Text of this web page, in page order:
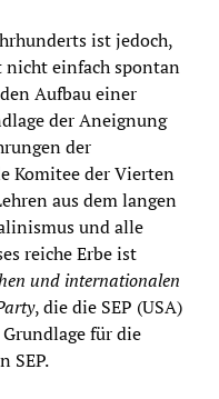
ist jedoch,
nicht einfach spontan
Aufbau einer
der Aneignung
der
Komitee der Vierten
aus dem langen
und alle
reiche Erbe ist
und internationalen
, die die SEP (USA)
für die
SEP.